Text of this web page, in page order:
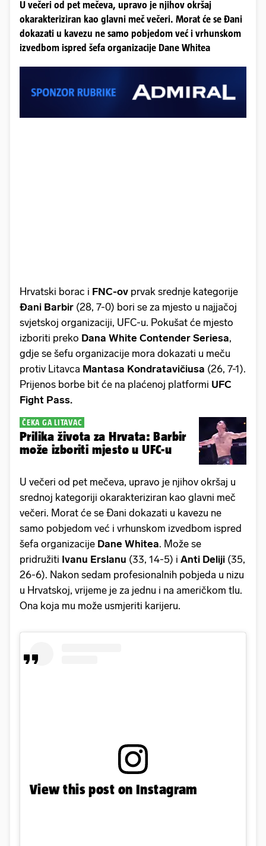
U večeri od pet mečeva, upravo je njihov okršaj
okarakteriziran kao glavni meč večeri. Morat će se Đani
dokazati u kavezu ne samo pobjedom već i vrhunskom
izvedbom ispred šefa organizacije Dane Whitea
Hrvatski borac i FNC-ov prvak srednje kategorije
Đani Barbir (28, 7-0) bori se za mjesto u najjačoj
svjetskoj organizaciji, UFC-u. Pokušat će mjesto
izboriti preko Dana White Contender Seriesa,
gdje se šefu organizacije mora dokazati u meču
protiv Litavca Mantasa Kondratavičiusa (26, 7-1).
Prijenos borbe bit će na plaćenoj platformi UFC
Fight Pass.
ČEKA GA LITAVAC
Prilika života za Hrvata: Barbir
može izboriti mjesto u UFC-u
U večeri od pet mečeva, upravo je njihov okršaj u
srednoj kategoriji okarakteriziran kao glavni meč
večeri. Morat će se Đani dokazati u kavezu ne
samo pobjedom već i vrhunskom izvedbom ispred
šefa organizacije Dane Whitea. Može se
pridružiti Ivanu Erslanu (33, 14-5) i Anti Deliji (35,
26-6). Nakon sedam profesionalnih pobjeda u nizu
u Hrvatskoj, vrijeme je za jednu i na američkom tlu.
Ona koja mu može usmjeriti karijeru.
View this post on Instagram